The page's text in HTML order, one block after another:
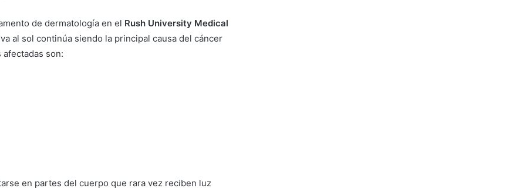
de dermatología en el Rush University Medical
al sol continúa siendo la principal causa del cáncer
son:
en partes del cuerpo que rara vez reciben luz